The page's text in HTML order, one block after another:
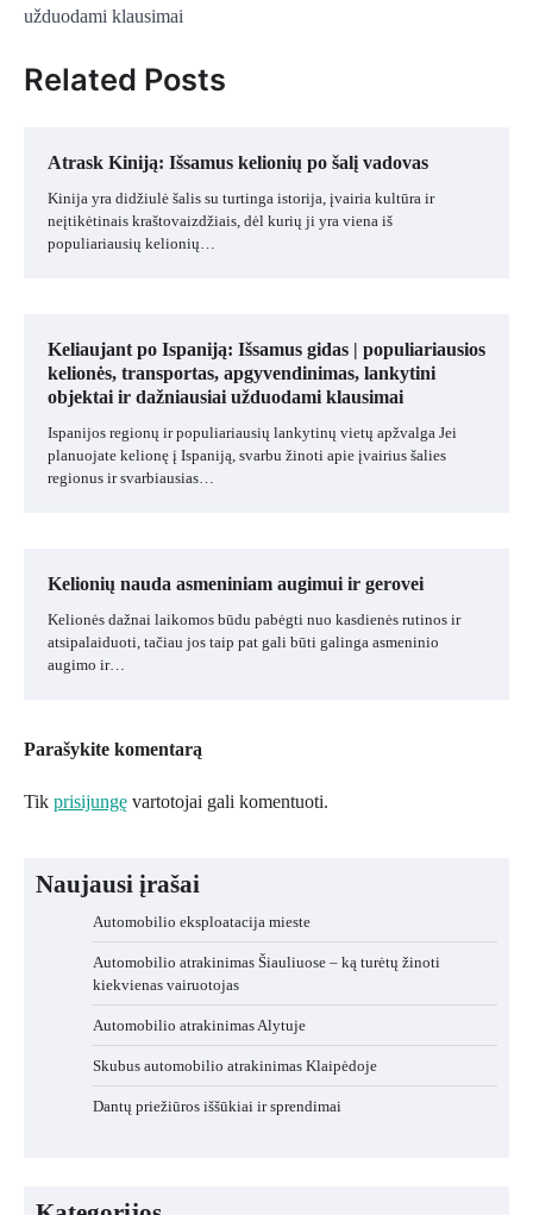
užduodami klausimai
Related Posts
Atrask Kiniją: Išsamus kelionių po šalį vadovas
Kinija yra didžiulė šalis su turtinga istorija, įvairia kultūra ir
neįtikėtinais kraštovaizdžiais, dėl kurių ji yra viena iš
populiariausių kelionių…
Keliaujant po Ispaniją: Išsamus gidas | populiariausios
kelionės, transportas, apgyvendinimas, lankytini
objektai ir dažniausiai užduodami klausimai
Ispanijos regionų ir populiariausių lankytinų vietų apžvalga Jei
planuojate kelionę į Ispaniją, svarbu žinoti apie įvairius šalies
regionus ir svarbiausias…
Kelionių nauda asmeniniam augimui ir gerovei
Kelionės dažnai laikomos būdu pabėgti nuo kasdienės rutinos ir
atsipalaiduoti, tačiau jos taip pat gali būti galinga asmeninio
augimo ir…
Parašykite komentarą
Tik prisijungę vartotojai gali komentuoti.
Naujausi įrašai
Automobilio eksploatacija mieste
Automobilio atrakinimas Šiauliuose – ką turėtų žinoti
kiekvienas vairuotojas
Automobilio atrakinimas Alytuje
Skubus automobilio atrakinimas Klaipėdoje
Dantų priežiūros iššūkiai ir sprendimai